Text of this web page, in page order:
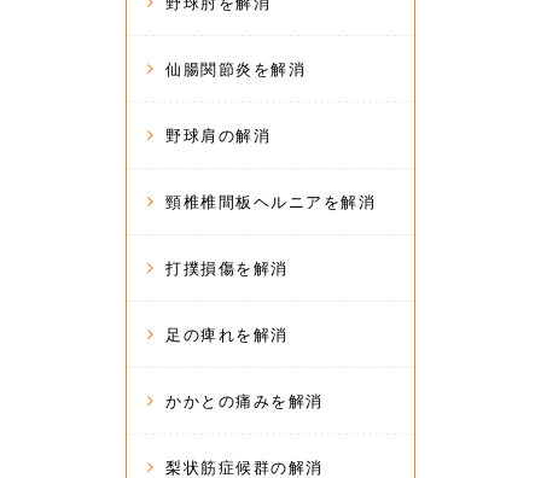
仙腸関節炎を解消
野球肩の解消
頸椎椎間板ヘルニアを解消
打撲損傷を解消
足の痺れを解消
かかとの痛みを解消
梨状筋症候群の解消